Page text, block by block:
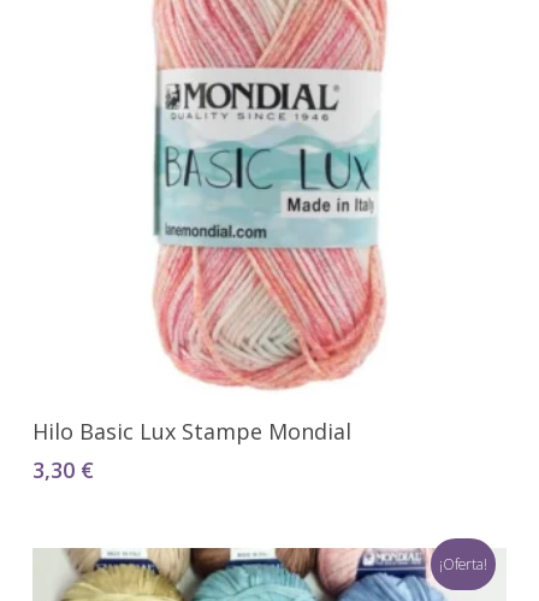
Seleccionar Opciones
Hilo Basic Lux Stampe Mondial
3,30 €
¡Oferta!